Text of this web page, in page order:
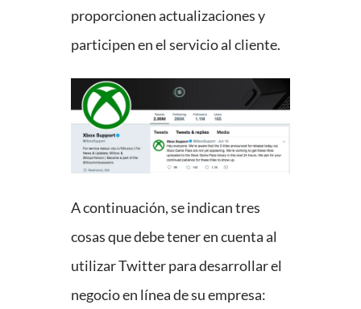
proporcionen actualizaciones y
participen en el servicio al cliente.
A continuación, se indican tres
cosas que debe tener en cuenta al
utilizar Twitter para desarrollar el
negocio en línea de su empresa: